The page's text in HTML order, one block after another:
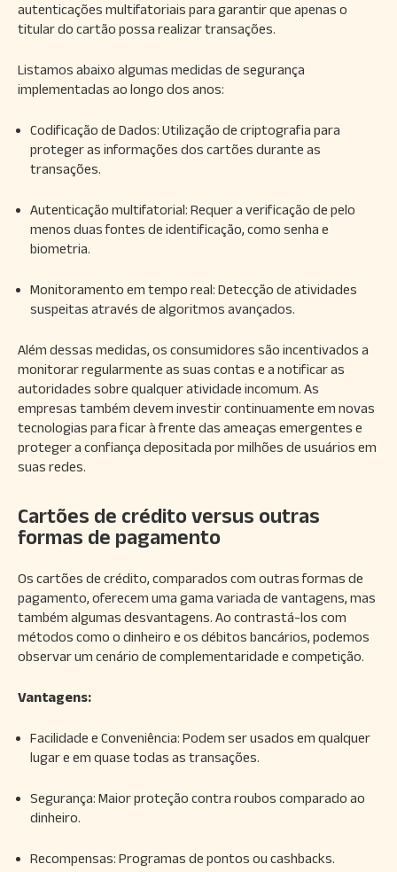
autenticações multifatoriais para garantir que apenas o
titular do cartão possa realizar transações.
Listamos abaixo algumas medidas de segurança
implementadas ao longo dos anos:
Codificação de Dados: Utilização de criptografia para
proteger as informações dos cartões durante as
transações.
Autenticação multifatorial: Requer a verificação de pelo
menos duas fontes de identificação, como senha e
biometria.
Monitoramento em tempo real: Detecção de atividades
suspeitas através de algoritmos avançados.
Além dessas medidas, os consumidores são incentivados a
monitorar regularmente as suas contas e a notificar as
autoridades sobre qualquer atividade incomum. As
empresas também devem investir continuamente em novas
tecnologias para ficar à frente das ameaças emergentes e
proteger a confiança depositada por milhões de usuários em
suas redes.
Cartões de crédito versus outras
formas de pagamento
Os cartões de crédito, comparados com outras formas de
pagamento, oferecem uma gama variada de vantagens, mas
também algumas desvantagens. Ao contrastá-los com
métodos como o dinheiro e os débitos bancários, podemos
observar um cenário de complementaridade e competição.
Vantagens:
Facilidade e Conveniência: Podem ser usados em qualquer
lugar e em quase todas as transações.
Segurança: Maior proteção contra roubos comparado ao
dinheiro.
Recompensas: Programas de pontos ou cashbacks.